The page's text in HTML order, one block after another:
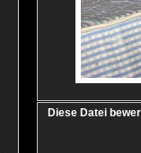
Diese Datei